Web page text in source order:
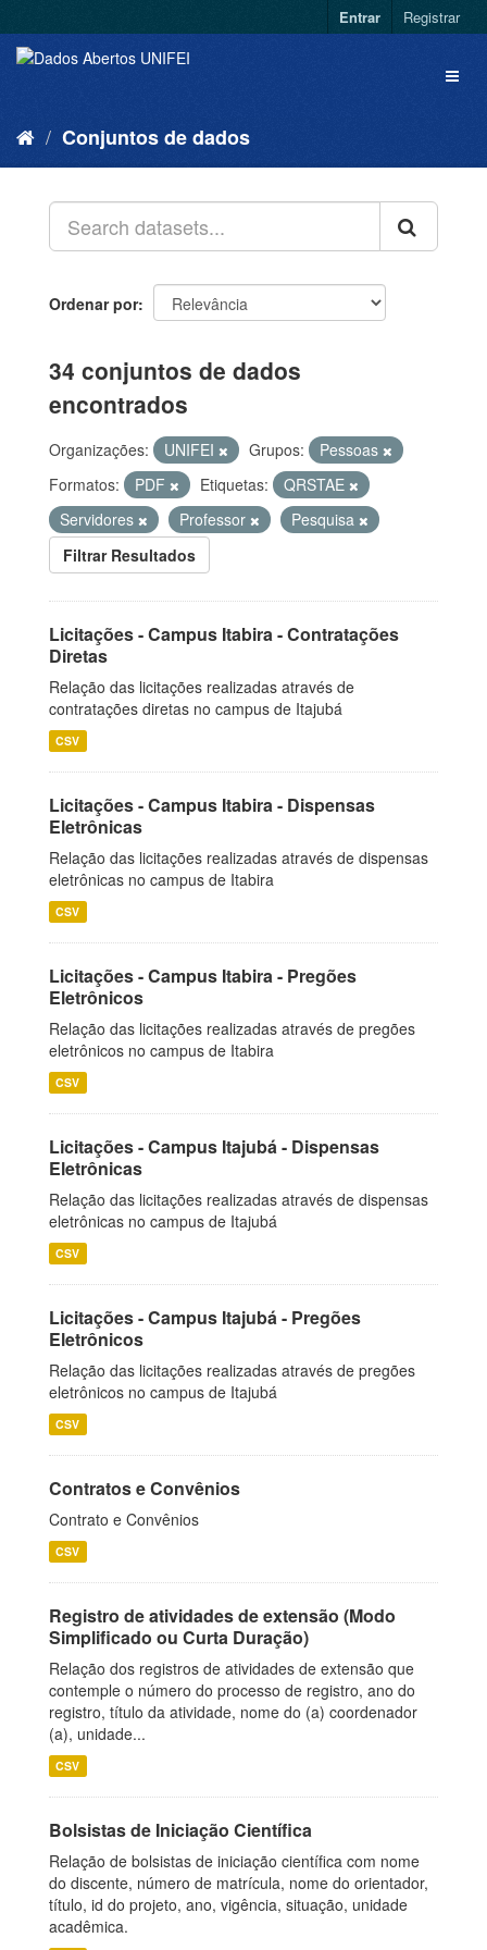
Entrar Registrar
Conjuntos de dados
Ordenar por
34 conjuntos de dados
encontrados
Organizações: UNIFEI Grupos:
Pessoas
Formatos:
PDF Etiquetas:
QRSTAE
Servidores
Professor
Pesquisa
Filtrar Resultados
Licitações - Campus Itabira - Contratações
Diretas
Relação das licitações realizadas através de
contratações diretas no campus de Itajubá
CSV
Licitações - Campus Itabira - Dispensas
Eletrônicas
Relação das licitações realizadas através de dispensas
eletrônicas no campus de Itabira
CSV
Licitações - Campus Itabira - Pregões
Eletrônicos
Relação das licitações realizadas através de pregões
eletrônicos no campus de Itabira
CSV
Licitações - Campus Itajubá - Dispensas
Eletrônicas
Relação das licitações realizadas através de dispensas
eletrônicas no campus de Itajubá
CSV
Licitações - Campus Itajubá - Pregões
Eletrônicos
Relação das licitações realizadas através de pregões
eletrônicos no campus de Itajubá
CSV
Contratos e Convênios
Contrato e Convênios
CSV
Registro de atividades de extensão (Modo
Simplificado ou Curta Duração)
Relação dos registros de atividades de extensão que
contemple o número do processo de registro, ano do
registro, título da atividade, nome do (a) coordenador
(a), unidade...
CSV
Bolsistas de Iniciação Científica
Relação de bolsistas de iniciação científica com nome
do discente, número de matrícula, nome do orientador,
título, id do projeto, ano, vigência, situação, unidade
acadêmica.